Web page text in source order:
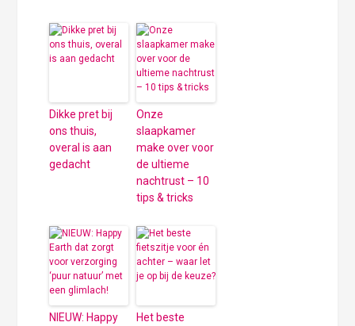
Dikke pret bij
ons thuis,
overal is aan
gedacht
Onze
slaapkamer
make over voor
de ultieme
nachtrust – 10
tips & tricks
NIEUW: Happy
Het beste